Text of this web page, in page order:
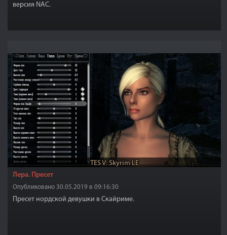
версия NAC.
TES V: Skyrim LE
Лера. Пресет
Опубликовано 30.05.2019 в 09:16:30
Пресет нордской девушки в Скайриме.